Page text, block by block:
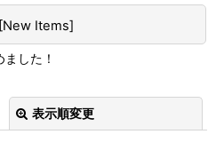
[New Items]
ました！
表示順変更